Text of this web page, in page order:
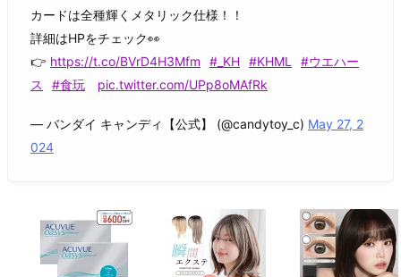
カードは全種輝くメタリック仕様！！
詳細はHPをチェック👀
👉 https://t.co/BVrD4H3Mfm #_KH #KHML
#ウエハー
ス
#食玩 pic.twitter.com/UPp8oMAfRk
— バンダイ キャンディ【公式】 (@candytoy_c) May 27, 2
024